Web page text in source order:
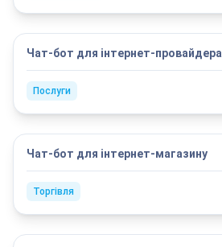
Чат-бот для інтернет-провайдера
Послуги
Чат-бот для інтернет-магазину
Торгівля